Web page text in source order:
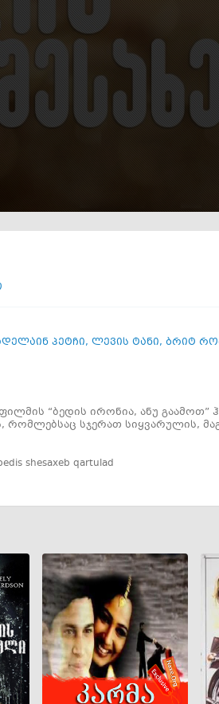
პეტჩი, ლევის ტანი, ბრიტ
“ბედის ირონია, ანუ
რომლებსაც სჯერათ სიყვარულის,
shesaxeb qartulad